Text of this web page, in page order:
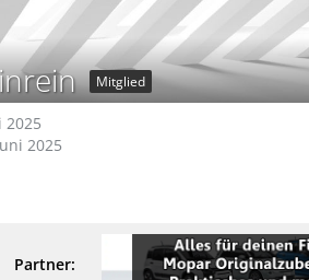
Mitglied
2025
2025
Partner: